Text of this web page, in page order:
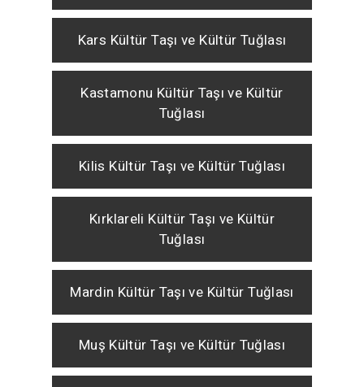
Kars Kültür Taşı ve Kültür Tuğlası
Kastamonu Kültür Taşı ve Kültür
Tuğlası
Kilis Kültür Taşı ve Kültür Tuğlası
Kırklareli Kültür Taşı ve Kültür
Tuğlası
Mardin Kültür Taşı ve Kültür Tuğlası
Muş Kültür Taşı ve Kültür Tuğlası